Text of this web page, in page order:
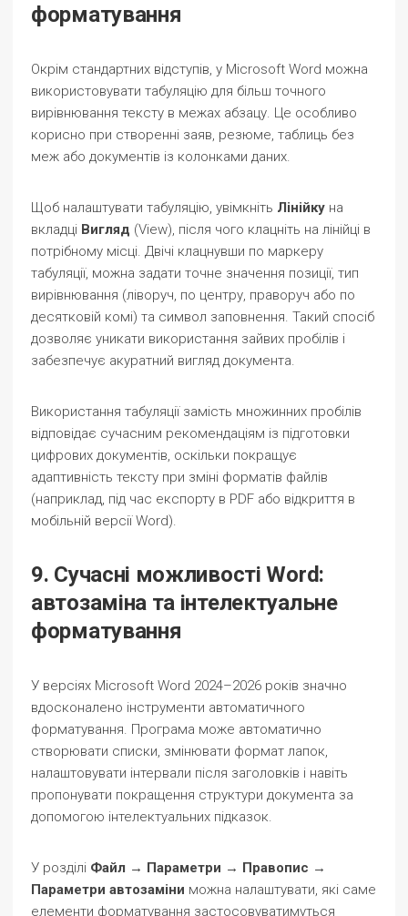
форматування
Окрім стандартних відступів, у Microsoft Word можна
використовувати табуляцію для більш точного
вирівнювання тексту в межах абзацу. Це особливо
корисно при створенні заяв, резюме, таблиць без
меж або документів із колонками даних.
Щоб налаштувати табуляцію, увімкніть Лінійку на
вкладці Вигляд (View), після чого клацніть на лінійці в
потрібному місці. Двічі клацнувши по маркеру
табуляції, можна задати точне значення позиції, тип
вирівнювання (ліворуч, по центру, праворуч або по
десятковій комі) та символ заповнення. Такий спосіб
дозволяє уникати використання зайвих пробілів і
забезпечує акуратний вигляд документа.
Використання табуляції замість множинних пробілів
відповідає сучасним рекомендаціям із підготовки
цифрових документів, оскільки покращує
адаптивність тексту при зміні форматів файлів
(наприклад, під час експорту в PDF або відкриття в
мобільній версії Word).
9. Сучасні можливості Word:
автозаміна та інтелектуальне
форматування
У версіях Microsoft Word 2024–2026 років значно
вдосконалено інструменти автоматичного
форматування. Програма може автоматично
створювати списки, змінювати формат лапок,
налаштовувати інтервали після заголовків і навіть
пропонувати покращення структури документа за
допомогою інтелектуальних підказок.
У розділі Файл → Параметри → Правопис →
Параметри автозаміни можна налаштувати, які саме
елементи форматування застосовуватимуться